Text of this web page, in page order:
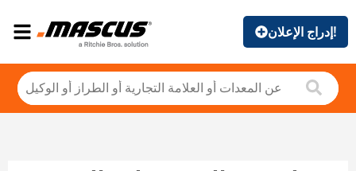
إدراج الإعلان!